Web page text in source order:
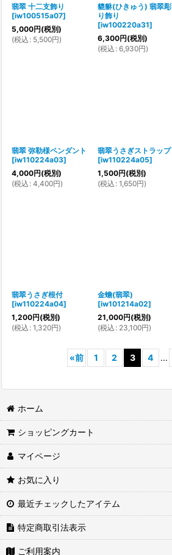
翡翠 十二支飾り
[iw100515a07]
5,000円(税別)
(税込 : 5,500円)
貔貅(ひきゅう) 翡翠彫
り飾り
[iw100220a31]
6,300円(税別)
(税込 : 6,930円)
翡翠 弥勒様ペンダント
[iw110224a03]
4,000円(税別)
(税込 : 4,400円)
翡翠うさぎストラップ
[iw110224a05]
1,500円(税別)
(税込 : 1,650円)
翡翠うさぎ根付
[iw110224a04]
1,200円(税別)
(税込 : 1,320円)
金蟾(翡翠)
[iw101214a02]
21,000円(税別)
(税込 : 23,100円)
«前 1 2 3 4 ...
ホーム
ショッピングカート
マイページ
お気に入り
最近チェックしたアイテム
特定商取引法表示
ご利用案内